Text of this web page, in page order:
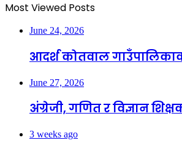
Most Viewed Posts
June 24, 2026
आदर्श कोतवाल
June 27, 2026
अंग्रेजी, गणित र विज्ञान
3 weeks ago